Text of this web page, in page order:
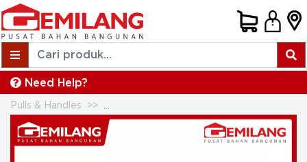
Need Help?
Pulls & Handles